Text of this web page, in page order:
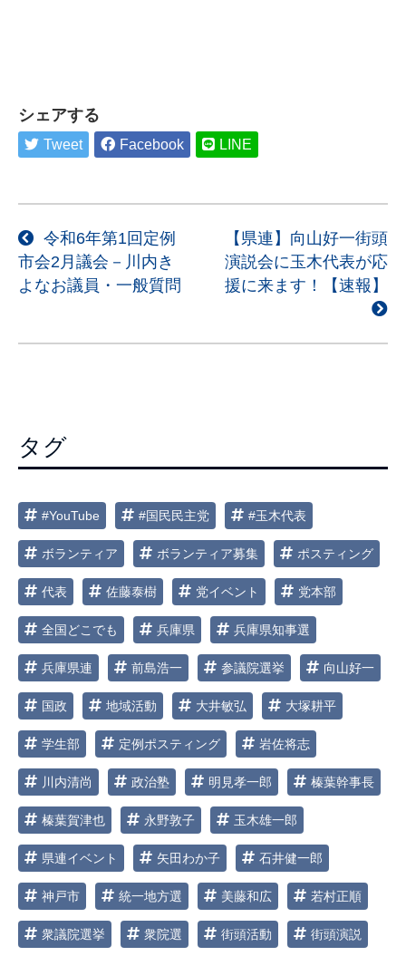
シェアする
Tweet Facebook LINE
投
稿
ナ
ゲ
ョ
ン
令和6年第1回定例
市会2月議会－川内き
よなお議員・一般質問
【県連】向山好一街頭
演説会に玉木代表が応
援に来ます！【速報】
タグ
#YouTube #国民民主党 #玉木代表
ボランティア ボランティア募集 ポスティング
代表 佐藤泰樹 党イベント 党本部
全国どこでも 兵庫県 兵庫県知事選
兵庫県連 前島浩一 参議院選挙 向山好一
国政 地域活動 大井敏弘 大塚耕平
学生部 定例ポスティング 岩佐将志
川内清尚 政治塾 明見孝一郎 榛葉幹事長
榛葉賀津也 永野敦子 玉木雄一郎
県連イベント 矢田わか子 石井健一郎
神戸市 統一地方選 美藤和広 若村正順
衆議院選挙 衆院選 街頭活動 街頭演説